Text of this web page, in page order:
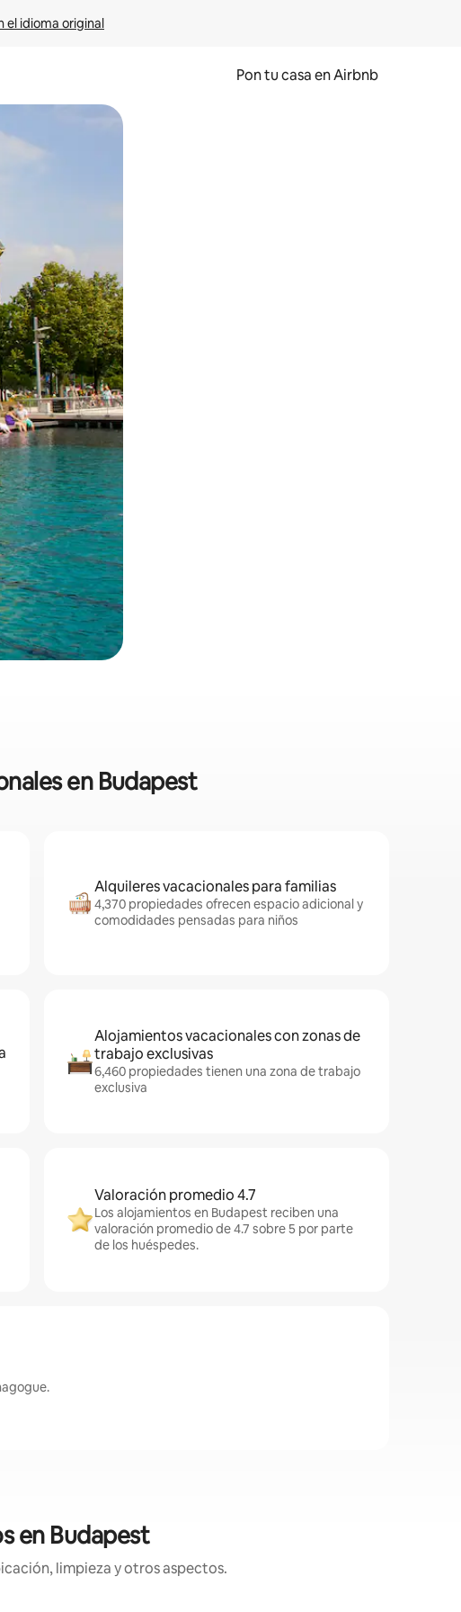
el idioma original
Pon tu casa en Airbnb
el tacto o desliza el dedo.
en Budapest
Alquileres vacacionales para familias
4,370 propiedades ofrecen espacio adicional y
comodidades pensadas para niños
Alojamientos vacacionales con zonas de
trabajo exclusivas
6,460 propiedades tienen una zona de trabajo
exclusiva
Valoración promedio 4.7
Los alojamientos en Budapest reciben una
valoración promedio de 4.7 sobre 5 por parte
de los huéspedes.
en Budapest
limpieza y otros aspectos.